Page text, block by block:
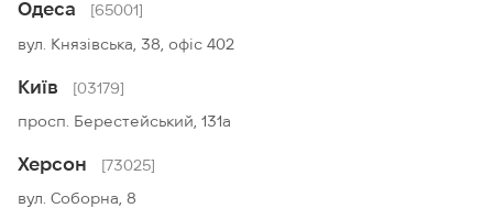
Одеса
[65001]
вул. Князівська, 38, офіс 402
Київ
[03179]
просп. Берестейський, 131а
Херсон
[73025]
вул. Соборна, 8